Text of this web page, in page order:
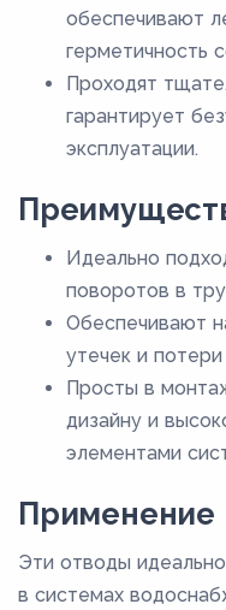
обеспечивают
герметичность
Проходят
гарантирует
эксплуатации.
Идеально
поворотов в
Обеспечивают
утечек и потери
Просты в
дизайну и
элементами
Применение
Эти отводы
в системах